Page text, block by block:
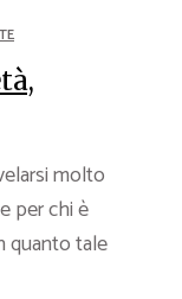
molto
per chi è
quanto tale